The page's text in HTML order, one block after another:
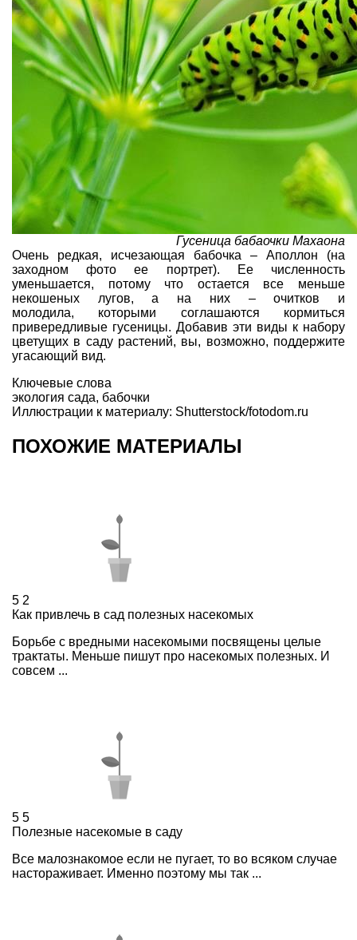
Гусеница бабаочки Махаона
Очень редкая, исчезающая бабочка – Аполлон (на
заходном фото ее портрет). Ее численность
уменьшается, потому что остается все меньше
некошеных лугов, а на них – очитков и
молодила, которыми соглашаются кормиться
привередливые гусеницы. Добавив эти виды к набору
цветущих в саду растений, вы, возможно, поддержите
угасающий вид.
Ключевые слова
экология сада, бабочки
Иллюстрации к материалу: Shutterstock/fotodom.ru
ПОХОЖИЕ МАТЕРИАЛЫ
5 2
Как привлечь в сад полезных насекомых
Борьбе с вредными насекомыми посвящены целые
трактаты. Меньше пишут про насекомых полезных. И
совсем ...
5 5
Полезные насекомые в саду
Все малознакомое если не пугает, то во всяком случае
настораживает. Именно поэтому мы так ...